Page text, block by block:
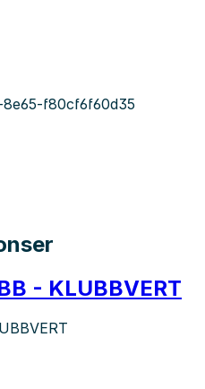
f80cf6f60d35
- KLUBBVERT